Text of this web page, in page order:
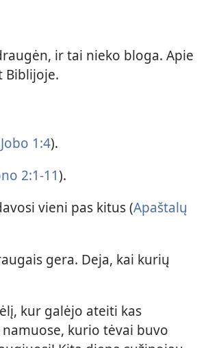
ir tai nieko bloga. Apie
Biblijoje.
Jobo 1:4).
2:1-11).
vieni pas kitus (Apaštalų
gera. Deja, kai kurių
kur galėjo ateiti kas
kurio tėvai buvo